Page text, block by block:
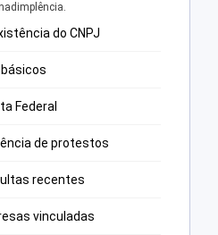
do CNPJ
Federal
de protestos
recentes
vinculadas